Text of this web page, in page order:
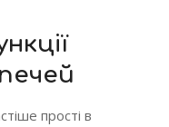
прості в